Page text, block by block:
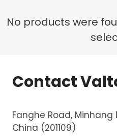
No products were
Contact
1088 Fanghe Road,
China (201109)